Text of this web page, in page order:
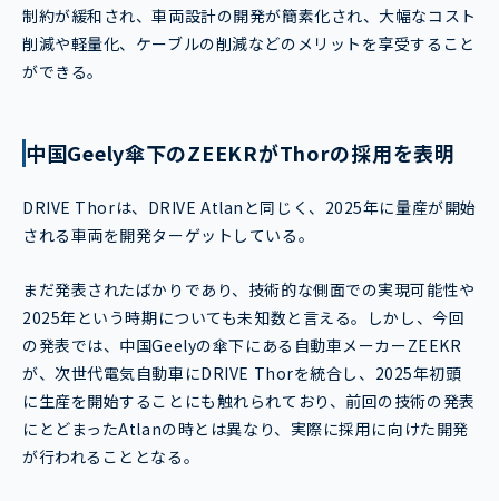
制約が緩和され、車両設計の開発が簡素化され、大幅なコスト
削減や軽量化、ケーブルの削減などのメリットを享受すること
ができる。
中国Geely傘下のZEEKRがThorの採用を表明
DRIVE Thorは、DRIVE Atlanと同じく、2025年に量産が開始
される車両を開発ターゲットしている。
まだ発表されたばかりであり、技術的な側面での実現可能性や
2025年という時期についても未知数と言える。しかし、今回
の発表では、中国Geelyの傘下にある自動車メーカーZEEKR
が、次世代電気自動車にDRIVE Thorを統合し、2025年初頭
に生産を開始することにも触れられており、前回の技術の発表
にとどまったAtlanの時とは異なり、実際に採用に向けた開発
が行われることとなる。